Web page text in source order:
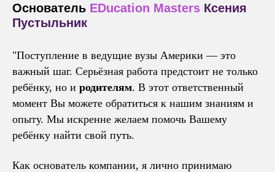
Основатель EDucation Masters Ксения
Пустыльник
"Поступление в ведущие вузы Америки — это
важный шаг. Серьёзная работа предстоит не только
ребёнку, но и родителям. В этот ответственный
момент Вы можете обратиться к нашим знаниям и
опыту. Мы искренне желаем помочь Вашему
ребёнку найти свой путь.
Как основатель компании, я лично принимаю